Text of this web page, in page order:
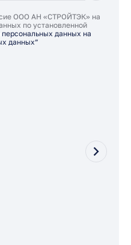
ООО АН «СТРОЙТЭК» на
по установленной
персональных данных на
данных”